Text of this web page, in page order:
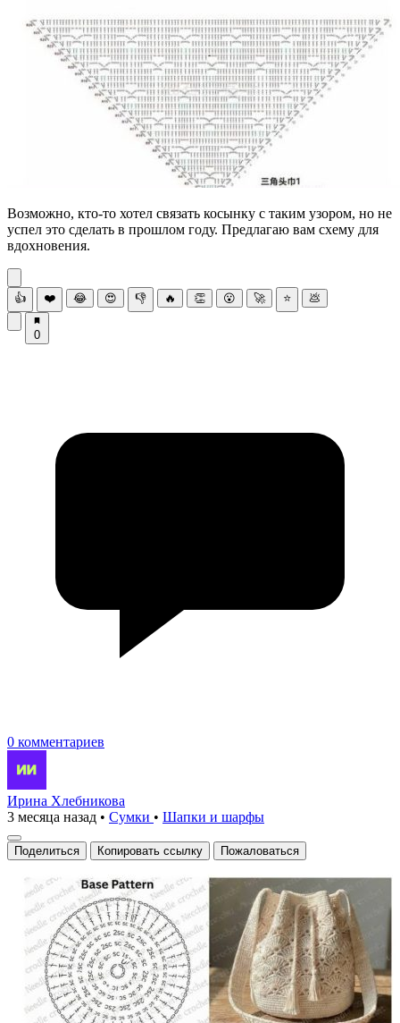
Возможно, кто-то хотел связать косынку с таким узором, но не
успел это сделать в прошлом году. Предлагаю вам схему для
вдохновения.
👍 ❤️ 😂 😍 👎 🔥 👏 😮 🚀 ⭐ 💩
0
0 комментариев
Ирина Хлебникова
3 месяца назад • Сумки • Шапки и шарфы
Поделиться Копировать ссылку Пожаловаться